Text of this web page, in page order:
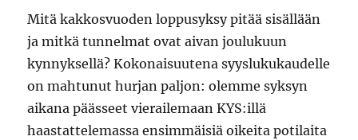
Mitä kakkosvuoden loppusyksy pitää sisällään
ja mitkä tunnelmat ovat aivan joulukuun
kynnyksellä? Kokonaisuutena syyslukukaudelle
on mahtunut hurjan paljon: olemme syksyn
aikana päässeet vierailemaan KYS:illä
haastattelemassa ensimmäisiä oikeita potilaita